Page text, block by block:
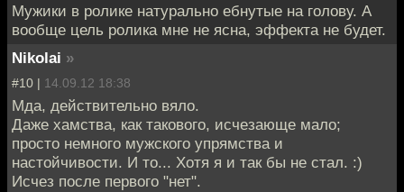
Мужики в ролике натурально ебнутые на голову. А
вообще цель ролика мне не ясна, эффекта не будет.
Nikolai »
#10 | 14.09.12 18:38
Мда, действительно вяло.
Даже хамства, как такового, исчезающе мало;
просто немного мужского упрямства и
настойчивости. И то... Хотя я и так бы не стал. :)
Исчез после первого "нет".